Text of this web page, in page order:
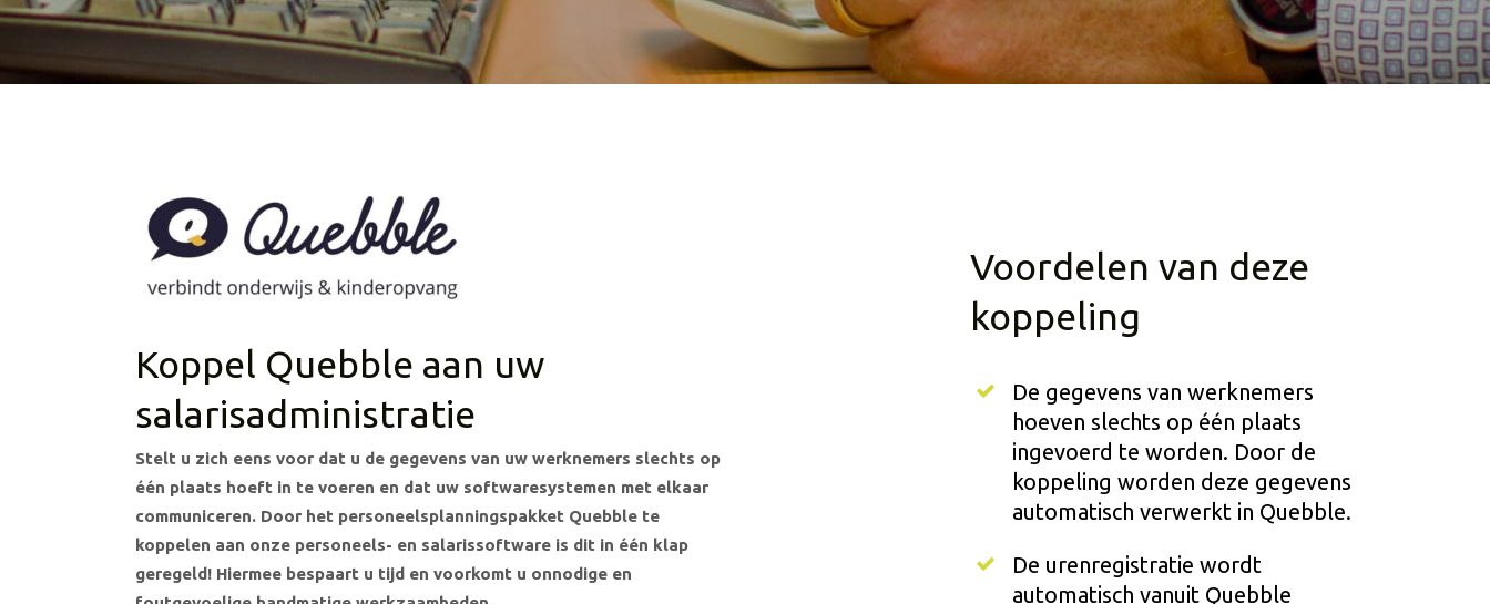
Koppel Quebble aan uw
salarisadministratie
Stelt u zich eens voor dat u de gegevens van uw werknemers slechts op
één plaats hoeft in te voeren en dat uw softwaresystemen met elkaar
communiceren. Door het personeelsplanningspakket Quebble te
koppelen aan onze personeels- en salarissoftware is dit in één klap
geregeld! Hiermee bespaart u tijd en voorkomt u onnodige en
Voordelen van deze
koppeling
De gegevens van werknemers
hoeven slechts op één plaats
ingevoerd te worden. Door de
koppeling worden deze gegevens
automatisch verwerkt in Quebble.
De urenregistratie wordt
automatisch vanuit Quebble